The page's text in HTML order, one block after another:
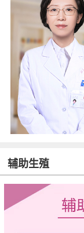
辅助生殖